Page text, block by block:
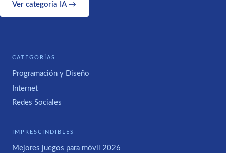
Ver categoría IA →
CATEGORÍAS
Programación y Diseño
Internet
Redes Sociales
IMPRESCINDIBLES
Mejores juegos para móvil 2026